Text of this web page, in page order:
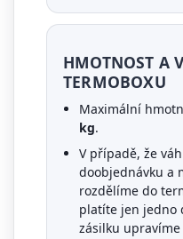
HMOTNOST A
TERMOBOXU
Maximální
kg.
V případě, že
doobjednávku a
rozdělíme do
platíte jen jedno
zásilku upravíme